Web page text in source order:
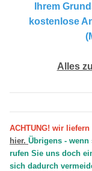
Ihrem
kostenlose
Alles
ACHTUNG! wir
hier. Übrigens -
rufen Sie uns doch
sich dadurch